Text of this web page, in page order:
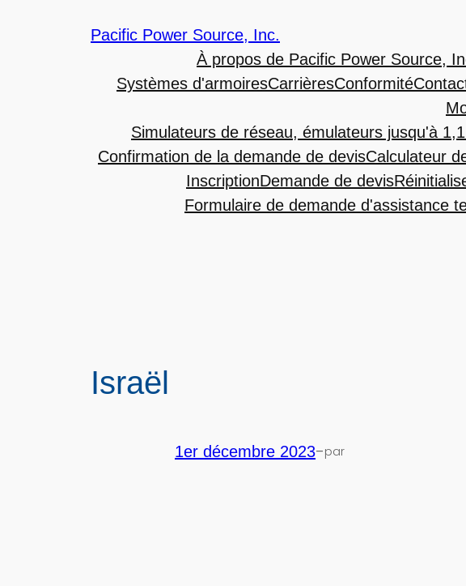
Pacific Power Source, Inc.
À propos de Pacific Power Source,
Systèmes d'armoiresCarrièresConformité
Simulateurs de réseau, émulateurs jusqu'à
Confirmation de la demande de devisCalculateur
InscriptionDemande de devis
Formulaire de demande d'assistance
Israël
1er décembre 2023-par